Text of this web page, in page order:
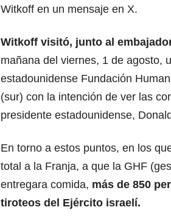
Witkoff en un mensaje en X.
Witkoff visitó, junto al
mañana del viernes, 1 de agosto,
estadounidense Fundación
(sur) con la intención de ver las
presidente estadounidense,
En torno a estos puntos, en los
total a la Franja, a que la GHF
entregara comida, más de 850
tiroteos del Ejército israelí.